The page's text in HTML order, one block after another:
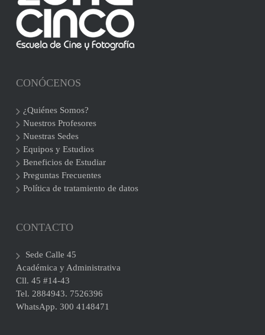
CONÓCENOS
¿Quiénes Somos?
Nuestros Profesores
Nuestras Sedes
Equipos y Estudios
Beneficios de Estudiar
Preguntas Frecuentes
Política de tratamiento de datos
CONTACTO
Sede Calle 45
Académica y Administrativa
Cll. 45 #14-43
Tel. 2884943. 7526396
WhatsApp. 300 4148471